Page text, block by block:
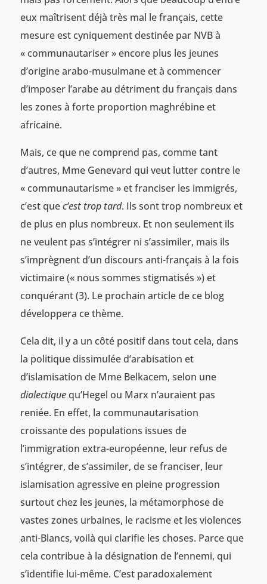
eux maîtrisent déjà très mal le français, cette
mesure est cyniquement destinée par NVB à
« communautariser » encore plus les jeunes
d’origine arabo-musulmane et à commencer
d’imposer l’arabe au détriment du français dans
les zones à forte proportion maghrébine et
africaine.
Mais, ce que ne comprend pas, comme tant
d’autres, Mme Genevard qui veut lutter contre le
« communautarisme » et franciser les immigrés,
c’est quec’est trop tard. Ils sont trop nombreux et
de plus en plus nombreux. Et non seulement ils
ne veulent pas s’intégrer ni s’assimiler, mais ils
s’imprègnent d’un discours anti-français à la fois
victimaire (« nous sommes stigmatisés ») et
conquérant (3). Le prochain article de ce blog
développera ce thème.
Cela dit, il y a un côté positif dans tout cela, dans
la politique dissimulée d’arabisation et
d’islamisation de Mme Belkacem, selon une
dialectiquequ’Hegel ou Marx n’auraient pas
reniée. En effet, la communautarisation
croissante des populations issues de
l’immigration extra-européenne, leur refus de
s’intégrer, de s’assimiler, de se franciser, leur
islamisation agressive en pleine progression
surtout chez les jeunes, la métamorphose de
vastes zones urbaines, le racisme et les violences
anti-Blancs, voilà qui clarifie les choses. Parce que
cela contribue à la désignation de l’ennemi, qui
s’identifie lui-même. C’est paradoxalement